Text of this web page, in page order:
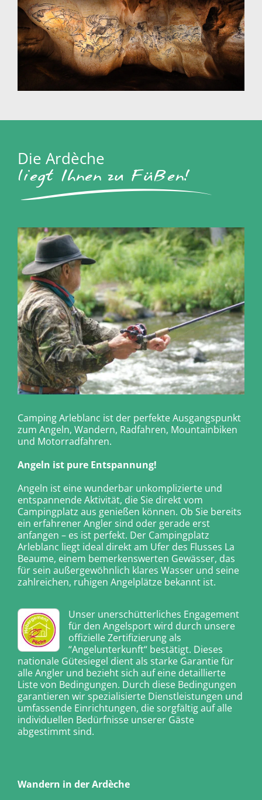
Die Ardèche
liegt Ihnen zu Füßen!
Camping Arleblanc ist der perfekte Ausgangspunkt
zum Angeln, Wandern, Radfahren, Mountainbiken
und Motorradfahren.
Angeln ist pure Entspannung!
Angeln ist eine wunderbar unkomplizierte und
entspannende Aktivität, die Sie direkt vom
Campingplatz aus genießen können. Ob Sie bereits
ein erfahrener Angler sind oder gerade erst
anfangen – es ist perfekt. Der Campingplatz
Arleblanc liegt ideal direkt am Ufer des Flusses La
Beaume, einem bemerkenswerten Gewässer, das
für sein außergewöhnlich klares Wasser und seine
zahlreichen, ruhigen Angelplätze bekannt ist.
Unser unerschütterliches Engagement
für den Angelsport wird durch unsere
offizielle Zertifizierung als
“Angelunterkunft“ bestätigt. Dieses
nationale Gütesiegel dient als starke Garantie für
alle Angler und bezieht sich auf eine detaillierte
Liste von Bedingungen. Durch diese Bedingungen
garantieren wir spezialisierte Dienstleistungen und
umfassende Einrichtungen, die sorgfältig auf alle
individuellen Bedürfnisse unserer Gäste
abgestimmt sind.
Wandern in der Ardèche